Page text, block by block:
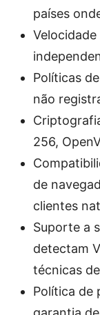
países
Políticas
não
256,
de
clientes
Suporte a
detectam
técnicas
Política de